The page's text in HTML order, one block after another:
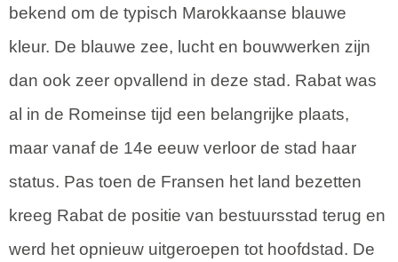
bekend om de typisch Marokkaanse blauwe
kleur. De blauwe zee, lucht en bouwwerken zijn
dan ook zeer opvallend in deze stad. Rabat was
al in de Romeinse tijd een belangrijke plaats,
maar vanaf de 14e eeuw verloor de stad haar
status. Pas toen de Fransen het land bezetten
kreeg Rabat de positie van bestuursstad terug en
werd het opnieuw uitgeroepen tot hoofdstad. De